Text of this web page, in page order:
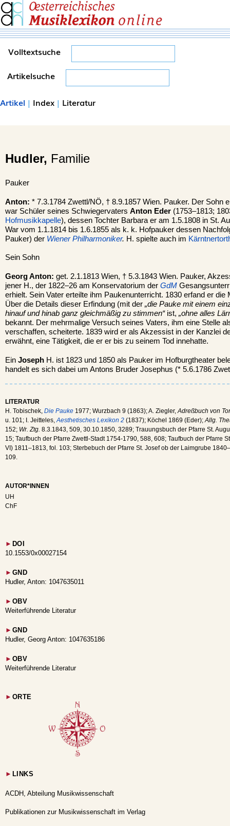
Volltextsuche
Artikelsuche
Artikel | Index | Literatur
Hudler, Familie
Pauker
Anton: * 7.3.1784 Zwettl/NÖ, † 8.9.1857 Wien. Pauker. Der Sohn
war Schüler seines Schwiegervaters Anton Eder (1753–1813;
Hofmusikkapelle), dessen Tochter Barbara er am 1.5.1808 in St.
War vom 1.1.1814 bis 1.6.1855 als k. k. Hofpauker dessen
Pauker) der Wiener Philharmoniker. H. spielte auch im
Sein Sohn
Georg Anton: get. 2.1.1813 Wien, † 5.3.1843 Wien. Pauker,
jener H., der 1822–26 am Konservatorium der GdM
erhielt. Sein Vater erteilte ihm Paukenunterricht. 1830 erfand er die
Über die Details dieser Erfindung (mit der „die Pauke mit einem
hinauf und hinab ganz gleichmäßig zu stimmen“ist, „ohne alles
bekannt. Der mehrmalige Versuch seines Vaters, ihm eine Stelle
verschaffen, scheiterte. 1839 wird er als Akzessist in der Kanzlei
erwähnt, eine Tätigkeit, die er er bis zu seinem Tod innehatte.
Ein Joseph H. ist 1823 und 1850 als Pauker im Hofburgtheater
handelt es sich dabei um Antons Bruder Josephus (* 5.6.1786
LITERATUR
H. Tobischek, Die Pauke 1977; Wurzbach 9 (1863); A. Ziegler, Adreßbuch von
u. 101; I. Jeitteles, Aesthetisches Lexikon 2 (1837); Köchel 1869 (Eder); Allg.
152; Wr. Ztg. 8.3.1843, 509, 30.10.1850, 3289; Trauungsbuch der Pfarre St.
15; Taufbuch der Pfarre Zwettl-Stadt 1754-1790, 588, 608; Taufbuch der Pfarre
VI) 1811–1813, fol. 103; Sterbebuch der Pfarre St. Josef ob der Laimgrube
109.
AUTOR*INNEN
UH
ChF
► DOI
10.1553/0x00027154
► GND
Hudler, Anton: 1047635011
► OBV
Weiterführende Literatur
► GND
Hudler, Georg Anton: 1047635186
► OBV
Weiterführende Literatur
► ORTE
► LINKS
ACDH, Abteilung Musikwissenschaft
Publikationen zur Musikwissenschaft im Verlag